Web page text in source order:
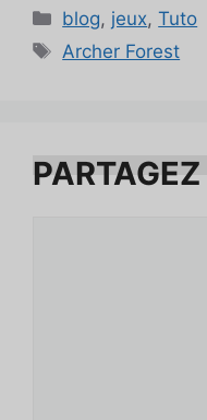
Catégories
blog, jeux,Tuto
Étiquettes
Archer Forest